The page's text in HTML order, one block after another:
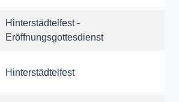
Hinterstädtelfest -
Eröffnungsgottesdienst
Hinterstädtelfest